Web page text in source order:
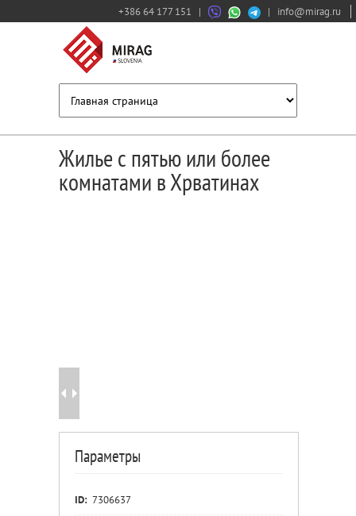
+386 64 177 151 | | info@mirag.ru
Жилье с пятью или более
комнатами в Хрватинах
Параметры
ID: 7306637